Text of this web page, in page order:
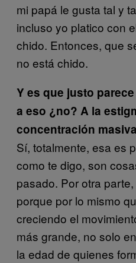
mi papá le gusta tal y
incluso yo platico con
chido. Entonces, que
no está chido.
Y es que justo
a eso ¿no? A la
concentración
Sí, totalmente, esa es
como te digo, son
pasado. Por otra
porque por lo mismo
creciendo el
más grande, no solo
la edad de quienes